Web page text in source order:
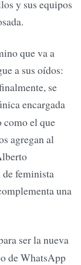
y sus equipos
que va a
a sus oídos:
se
encargada
como el que
agregan al
feminista
una
ser la nueva
de WhatsApp